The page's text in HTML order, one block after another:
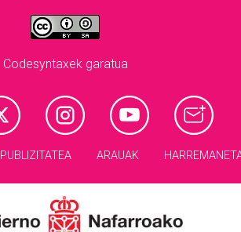
Codesyntaxek garatua
PUBLIZITATEA ARAUAK